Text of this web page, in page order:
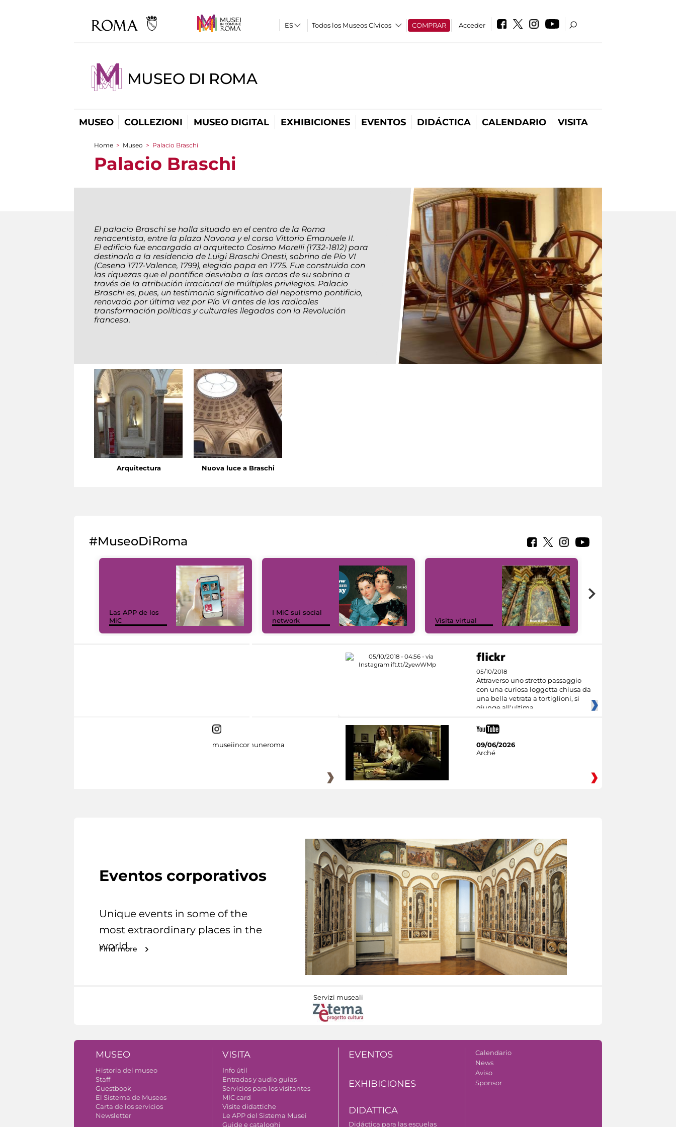
Todos los Museos Cívicos COMPRAR Acceder
MUSEO DI ROMA
MUSEO COLLEZIONI MUSEO DIGITAL EXHIBICIONES EVENTOS DIDÁCTICA CALENDARIO VISITA
You are here
Home > Museo > Palacio Braschi
Palacio Braschi
El palacio Braschi se halla situado en el centro de la Roma
renacentista, entre la plaza Navona y el corso Vittorio Emanuele II.
El edificio fue encargado al arquitecto Cosimo Morelli (1732-1812) para
destinarlo a la residencia de Luigi Braschi Onesti, sobrino de Pío VI
(Cesena 1717-Valence, 1799), elegido papa en 1775. Fue construido con
las riquezas que el pontífice desviaba a las arcas de su sobrino a
través de la atribución irracional de múltiples privilegios. Palacio
Braschi es, pues, un testimonio significativo del nepotismo pontificio,
renovado por última vez por Pío VI antes de las radicales
transformación políticas y culturales llegadas con la Revolución
francesa.
Arquitectura Nuova luce a Braschi
#MuseoDiRoma
Las APP de los
MiC
I MiC sui social
network
Visita virtual
05/10/2018
Attraverso uno stretto passaggio
con una curiosa loggetta chiusa da
una bella vetrata a tortiglioni, si
giunge all'ultima
museiincomuneroma
09/06/2026
Arché
Eventos corporativos
Unique events in some of the
most extraordinary places in the
world.
Find more
Servizi museali
MUSEO
Historia del museo
Staff
Guestbook
El Sistema de Museos
Carta de los servicios
Newsletter
VISITA
Info útil
Entradas y audio guías
Servicios para los visitantes
MIC card
Visite didattiche
Le APP del Sistema Musei
Guide e cataloghi
EVENTOS
EXHIBICIONES
DIDATTICA
Didáctica para las escuelas
Calendario
News
Aviso
Sponsor